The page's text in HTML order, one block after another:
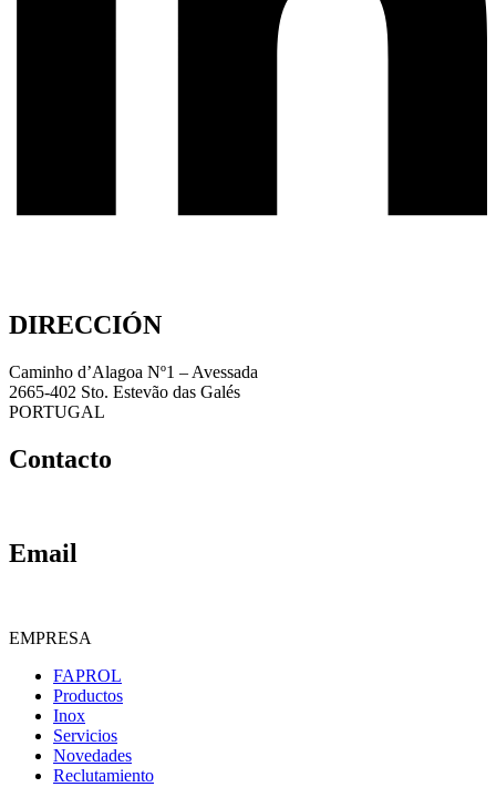
DIRECCIÓN
Caminho d’Alagoa Nº1 – Avessada
2665-402 Sto. Estevão das Galés
PORTUGAL
Contacto
Email
EMPRESA
FAPROL
Productos
Inox
Servicios
Novedades
Reclutamiento